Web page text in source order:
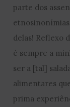
parte dos
delas! Reflexo
é sempre a
ser a [tal]
alimentares
prima